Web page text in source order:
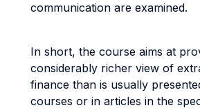
communication are examined.
In short, the course aims at
considerably richer view of
finance than is usually
courses or in articles in the